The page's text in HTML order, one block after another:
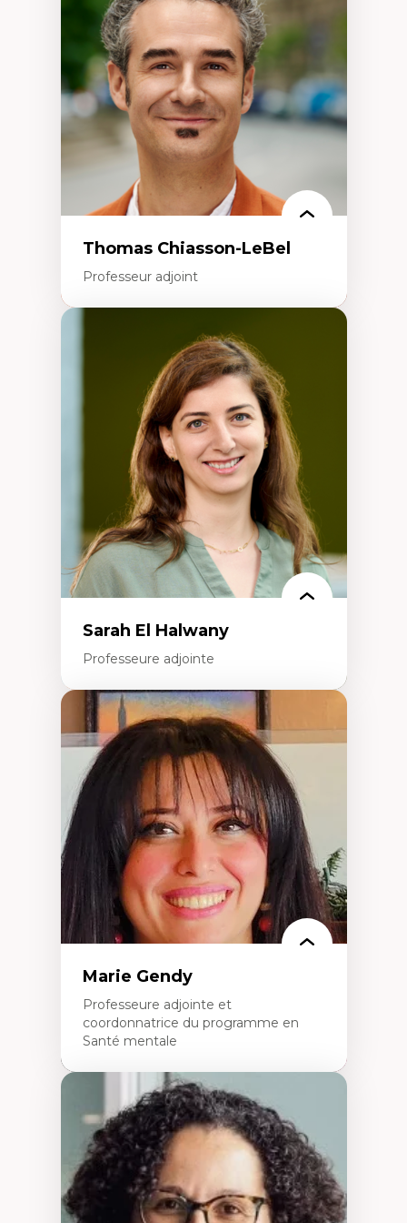
Histoire des faits économiques
Gestion durable des ressources naturelles
Écologie industrielle
Aménagement durable du territoire
Développement régional
Coopératives
Télétravail en milieu rural francophone
Transition socio-écologique
Thomas Chiasson-LeBel
Professeur adjoint
Théories du développement
Économie politique comparée
Élites économiques
Sociologie économique
Extractivisme
Classes sociales
Mouvements sociaux
Théories de l’État
Sarah El Halwany
Professeure adjointe
Expertises
Les apports pédagogiques des théories de
l'affect, du posthumanisme, du féminisme
dans l'éducation aux sciences
L'apprentissage des sciences/STIM dans une
perspective socioécologique de care
L’insertion professionnelle des
enseignant.e.s
Marie Gendy
Professeure adjointe et
coordonnatrice du programme en
Santé mentale
Expertises
Neuropsychiatrie et neurosciences
Direction d'essais cliniques
Analyse des politiques et pratiques en santé
mentale
Développement de protocoles d'essais
cliniques
Collaboration interfonctionnelle